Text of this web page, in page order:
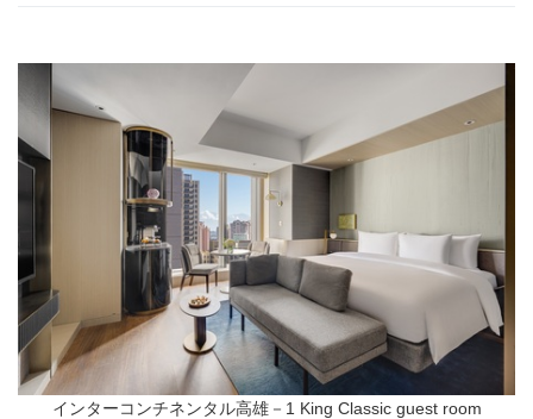
インターコンチネンタル高雄－1 King Classic guest room